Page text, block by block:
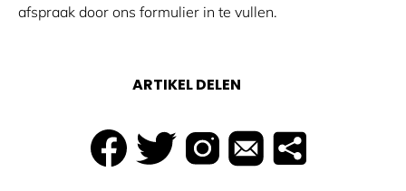
afspraak door ons formulier in te vullen.
ARTIKEL DELEN